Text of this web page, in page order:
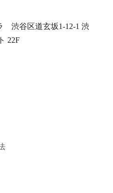
渋谷区道玄坂1-12-1 渋
22F